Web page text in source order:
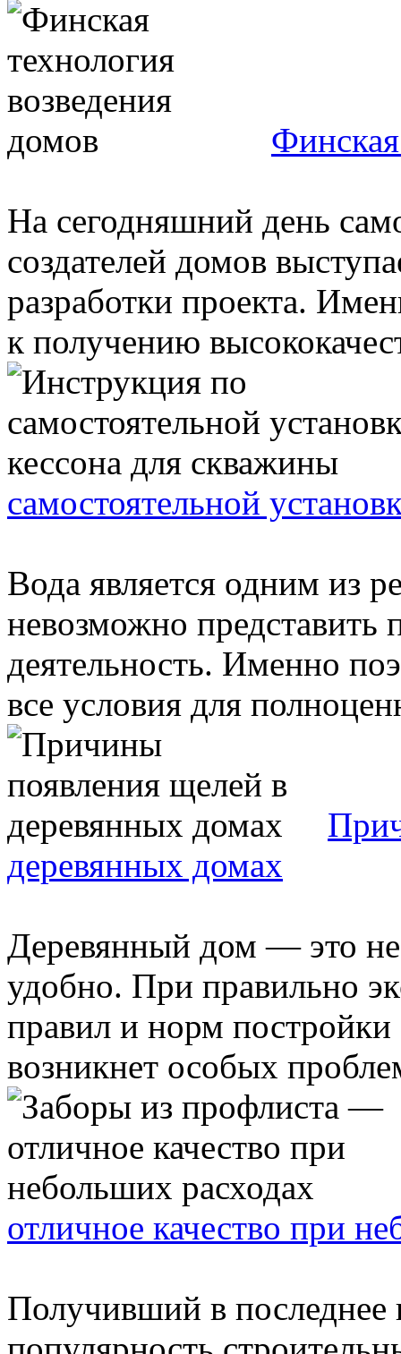
На сегодняшний день
создателей домов
разработки проекта.
к получению
самостоятельной
Вода является одним из
невозможно представить
деятельность. Именно
все условия для
деревянных домах
Деревянный дом — это
удобно. При правильно
правил и норм
возникнет особых
отличное качество при
Получивший в последнее